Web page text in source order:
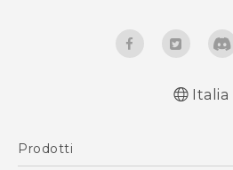
Italia
Prodotti